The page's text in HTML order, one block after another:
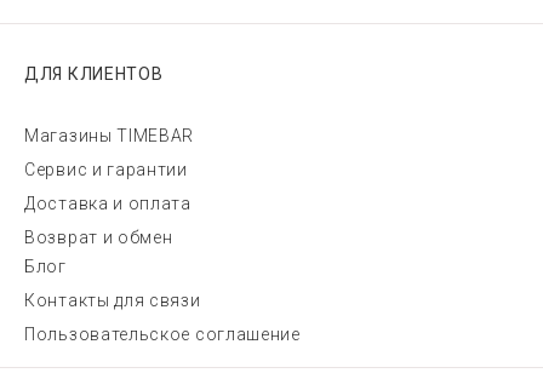
ДЛЯ КЛИЕНТОВ
Магазины TIMEBAR
Сервис и гарантии
Доставка и оплата
Возврат и обмен
Блог
Контакты для связи
Пользовательское соглашение